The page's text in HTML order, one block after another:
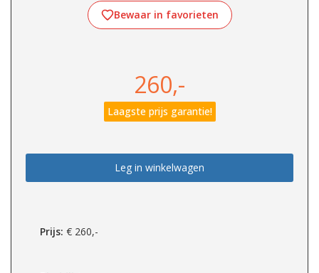
Bewaar in favorieten
260,-
Laagste prijs garantie!
Leg in winkelwagen
Prijs: € 260,-